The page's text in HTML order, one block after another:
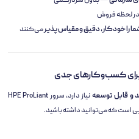
در لحظه فروش
را خودکار، دقیق و مقیاس‌پذیرمی‌کنند
و قابل توسعه
نیاز دارد، سرور HPE ProLiant